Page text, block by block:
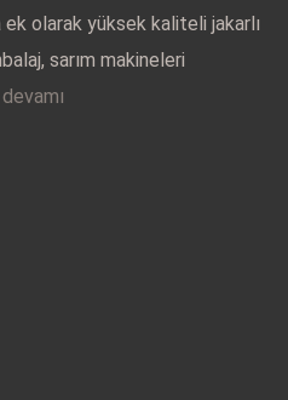
olarak yüksek kaliteli jakarlı
sarım makineleri
devamı